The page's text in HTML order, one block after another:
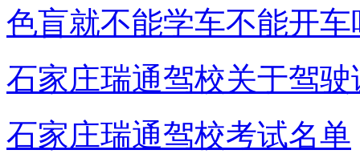
色盲就不能学车不能开车
石家庄瑞通驾校关于驾
石家庄瑞通驾校考试名单